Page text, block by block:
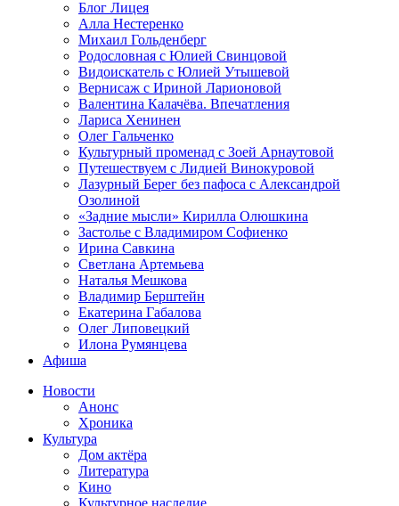
Блог Лицея
Алла Нестеренко
Михаил Гольденберг
Родословная с Юлией Свинцовой
Видоискатель с Юлией Утышевой
Вернисаж с Ириной Ларионовой
Валентина Калачёва. Впечатления
Лариса Хенинен
Олег Гальченко
Культурный променад с Зоей Арнаутовой
Путешествуем с Лидией Винокуровой
Лазурный Берег без пафоса с Александрой
Озолиной
«Задние мысли» Кирилла Олюшкина
Застолье с Владимиром Софиенко
Ирина Савкина
Светлана Артемьева
Наталья Мешкова
Владимир Берштейн
Екатерина Габалова
Олег Липовецкий
Илона Румянцева
Афиша
Новости
Анонс
Хроника
Культура
Дом актёра
Литература
Кино